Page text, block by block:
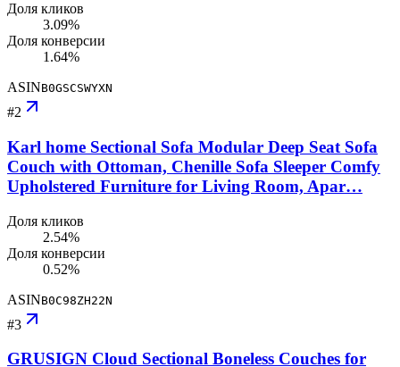
Доля кликов
3.09%
Доля конверсии
1.64%
ASINB0GSCSWYXN
#2
Karl home Sectional Sofa Modular Deep Seat Sofa
Couch with Ottoman, Chenille Sofa Sleeper Comfy
Upholstered Furniture for Living Room, Apar…
Доля кликов
2.54%
Доля конверсии
0.52%
ASINB0C98ZH22N
#3
GRUSIGN Cloud Sectional Boneless Couches for